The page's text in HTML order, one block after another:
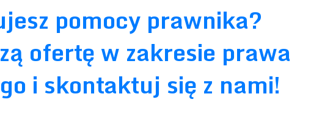
pomocy prawnika?
ofertę w zakresie prawa
i skontaktuj się z nami!